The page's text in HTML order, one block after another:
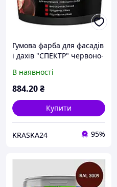
Гумова фарба для фасадів
і дахів "СПЕКТР" червоно-
В наявності
884.20₴
Купити
KRASKA24 95%